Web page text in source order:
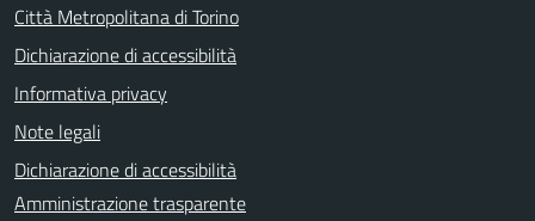
Città Metropolitana di Torino
Dichiarazione di accessibilità
Informativa privacy
Note legali
Dichiarazione di accessibilità
Amministrazione trasparente